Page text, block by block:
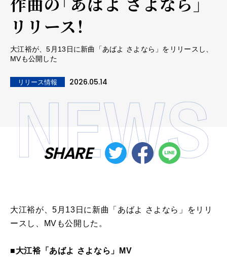
リリース！
大江裕が、5月13日に新曲「あばよ さよなら」をリリースし、
MVも公開した
リリース情報 2026.05.14
SHARE
大江裕が、5月13日に新曲「あばよ さよなら」をリリ
ースし、MVも公開した。
■大江裕「あばよ さよなら」MV